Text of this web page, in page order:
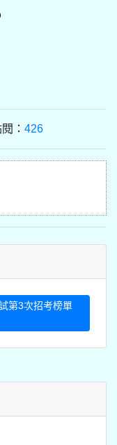
： 426
第3次招考榜單